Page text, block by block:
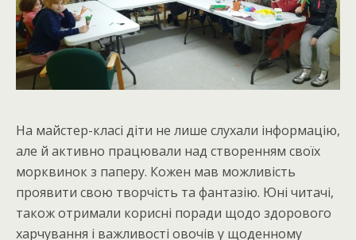
На майстер-класі діти не лише слухали інформацію,
але й активно працювали над створенням своїх
морквинок з паперу. Кожен мав можливість
проявити свою творчість та фантазію. Юні читачі,
також отримали корисні поради щодо здорового
харчування і важливості овочів у щоденному